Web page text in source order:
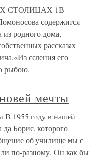
СТОЛИЦАХ 1В
содержится
из родного дома,
рассказах
селения его
рыбою.
мечты
В 1955 году в нашей
Борис, которого
об училище мы с
по-разному. Он как бы